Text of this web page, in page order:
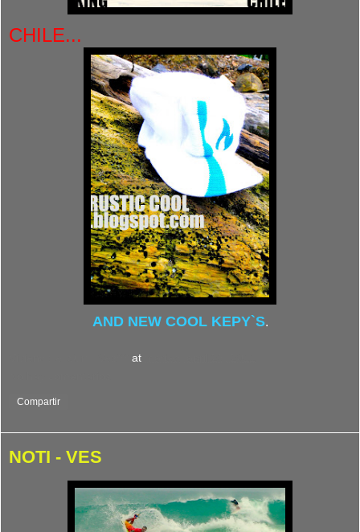
CHILE...
AND NEW COOL KEPY`S.
at
Compartir
NOTI - VES